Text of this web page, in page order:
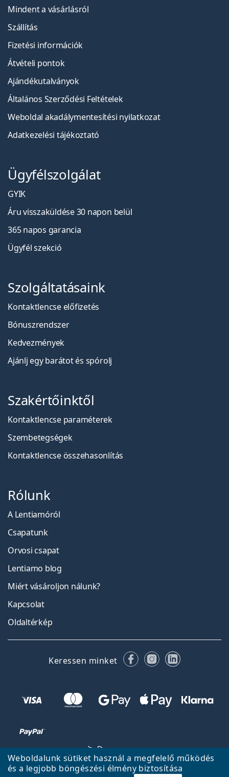
Weboldalunk sütiket használ a megfelelő működés
és a legjobb böngészési élmény biztosítása
Mindent a vásárlásról
Szállítás
Fizetési információk
Átvételi pontok
Ajándékutalványok
Általános Szerződési Feltételek
Weboldal akadálymentesítési nyilatkozat
Adatkezelési tájékoztató
Ügyfélszolgálat
GYIK
Áru visszaküldése 30 napon belül
365 napos garancia
Ügyfél szekció
Szolgáltatásaink
Kontaktlencse előfizetés
Bónuszrendszer
Kedvezmények
Ajánlj egy barátot és spórolj
Szakértőinktől
Kontaktlencse paraméterek
Szembetegségek
Kontaktlencse összehasonlítás
Rólunk
A Lentiamóról
Csapatunk
Orvosi csapat
Lentiamo blog
Miért vásároljon nálunk?
Kapcsolat
Oldaltérkép
Keressen minket FacebookInstagram
LinkedIn